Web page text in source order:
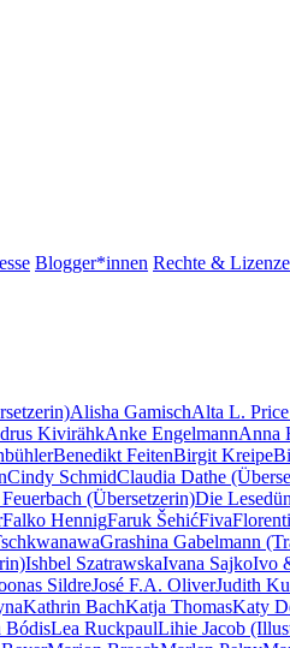
Blogger*innen Rechte &
Alisha GamischAlta L.
KivirähkAnke EngelmannAnna
Benedikt FeitenBirgit Kreipe
Cindy SchmidClaudia Dathe
(Übersetzerin)Die
Falko HennigFaruk ŠehićFiva
Grashina Gabelmann
Ishbel SzatrawskaIvana SajkoIvo
SildreJosé F.A. OliverJudith
Kathrin BachKatja ThomasKaty
BódisLea RuckpaulLihie Jacob